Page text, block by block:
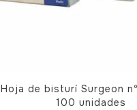
Hoja de bisturí Surgeon
100 unidades